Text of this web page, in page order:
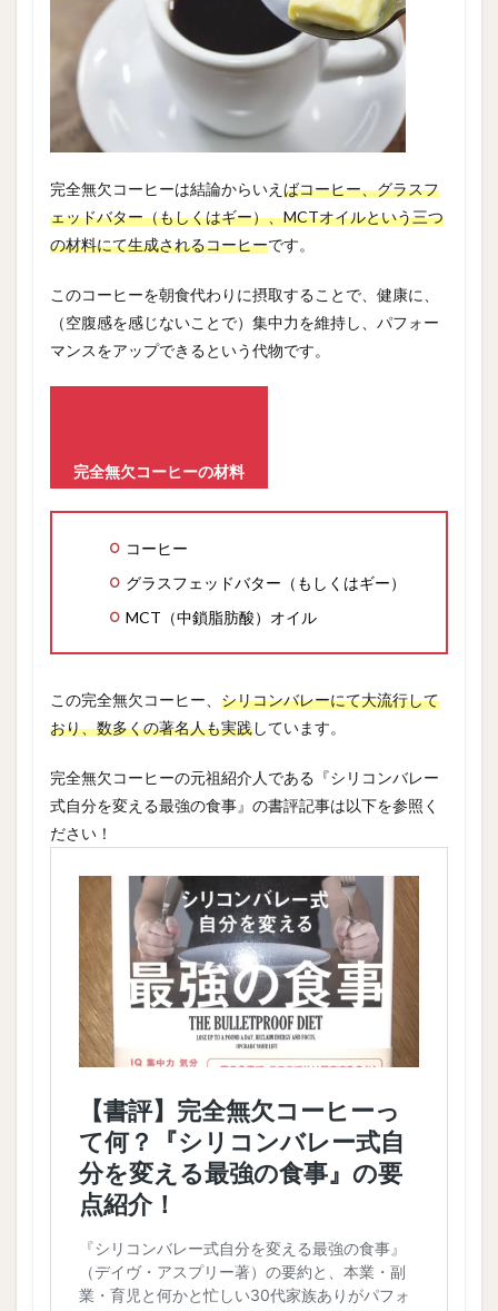
ラン
キン
グ5
選
5
め
完全無欠コーヒーは結論からいえ ばコーヒー、グラスフ
ェッドバター（もしくはギー）、MCTオイルという三つ
の材料にて生成されるコーヒーです。
このコーヒーを朝食代わりに摂取することで、健康に、
（空腹感を感じないことで）集中力を維持し、パフォー
マンスをアップできるという代物です。
完全無欠コーヒーの材料
コーヒー
グラスフェッドバター（もしくはギー）
MCT（中鎖脂肪酸）オイル
この完全無欠コーヒー、 シリコンバレーにて大流行して
おり、数多くの著名人も実践しています。
完全無欠コーヒーの元祖紹介人である『シリコンバレー
式自分を変える最強の食事』の書評記事は以下を参照く
ださい！